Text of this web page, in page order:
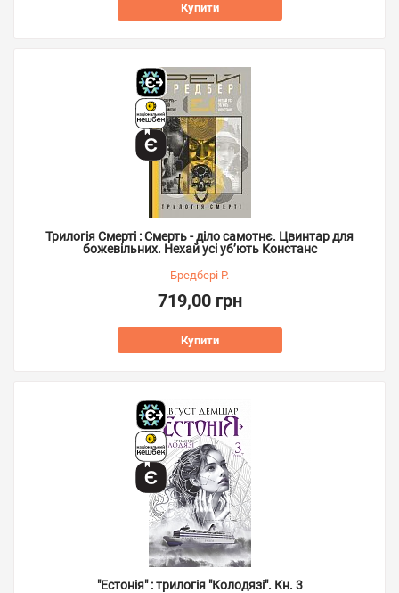
Купити
Трилогія Cмерті : Смерть - діло самотнє. Цвинтар для
божевільних. Нехай усі уб’ють Констанс
Бредбері Р.
719,00 грн
Купити
"Естонія" : трилогія "Колодязі". Кн. 3